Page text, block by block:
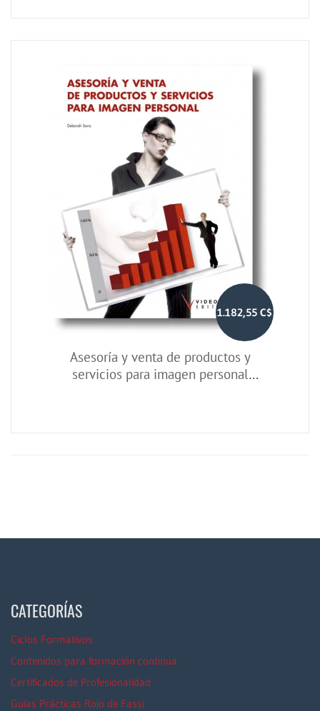
1.182,55 C$
Asesoría y venta de productos y
servicios para imagen personal
CATEGORÍAS
Ciclos Formativos
Contenidos para formación continua
Certificados de Profesionalidad
Guías Prácticas Rojo de Fassi